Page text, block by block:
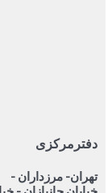
دفترمرکزی
تهران- مرزداران -